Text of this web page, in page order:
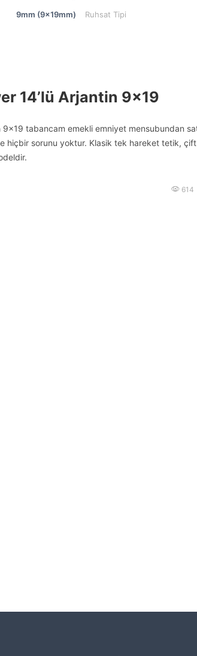
9mm (9x19mm) Ruhsat Tipi
14’lü Arjantin 9×19
tabancam emekli emniyet mensubundan
hiçbir sorunu yoktur. Klasik tek hareket tetik, çift